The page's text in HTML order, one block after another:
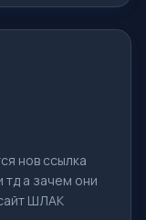
нов ссылка
тд а зачем они
ШЛАК